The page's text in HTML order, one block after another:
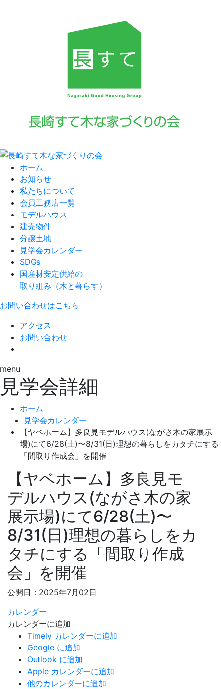
ホーム
お知らせ
私たちについて
会員工務店一覧
モデルハウス
建売物件
分譲土地
見学会カレンダー
SDGs
国産材安定供給の
取り組み（木と暮らす）
お問い合わせはこちら
アクセス
お問い合わせ
menu
見学会詳細
ホーム
見学会カレンダー
【ヤベホーム】多良見モデルハウス(ながさ木の家展示
場)にて6/28(土)〜8/31(日)理想の暮らしをカタチにする
「間取り作成会」を開催
【ヤベホーム】多良見モ
デルハウス(ながさ木の家
展示場)にて6/28(土)〜
8/31(日)理想の暮らしをカ
タチにする「間取り作成
会」を開催
公開日：2025年7月02日
カレンダー
カレンダーに追加
Timely カレンダーに追加
Google に追加
Outlook に追加
Apple カレンダーに追加
他のカレンダーに追加